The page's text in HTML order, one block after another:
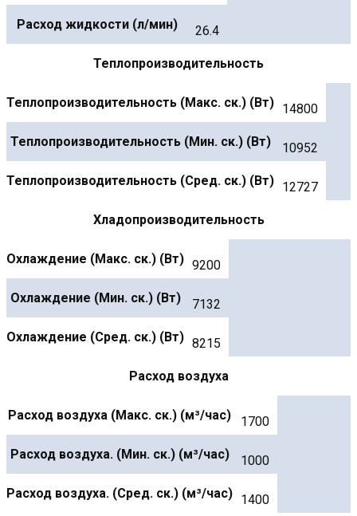
Расход жидкости (л/мин) 26.4
Теплопроизводительность
Теплопроизводительность (Макс. ск.) (Вт) 14800
Теплопроизводительность (Мин. ск.) (Вт) 10952
Теплопроизводительность (Сред. ск.) (Вт) 12727
Хладопроизводительность
Охлаждение (Макс. ск.) (Вт) 9200
Охлаждение (Мин. ск.) (Вт) 7132
Охлаждение (Сред. ск.) (Вт) 8215
Расход воздуха
Расход воздуха (Макс. ск.) (м³/час) 1700
Расход воздуха. (Мин. ск.) (м³/час) 1000
Расход воздуха. (Сред. ск.) (м³/час) 1400